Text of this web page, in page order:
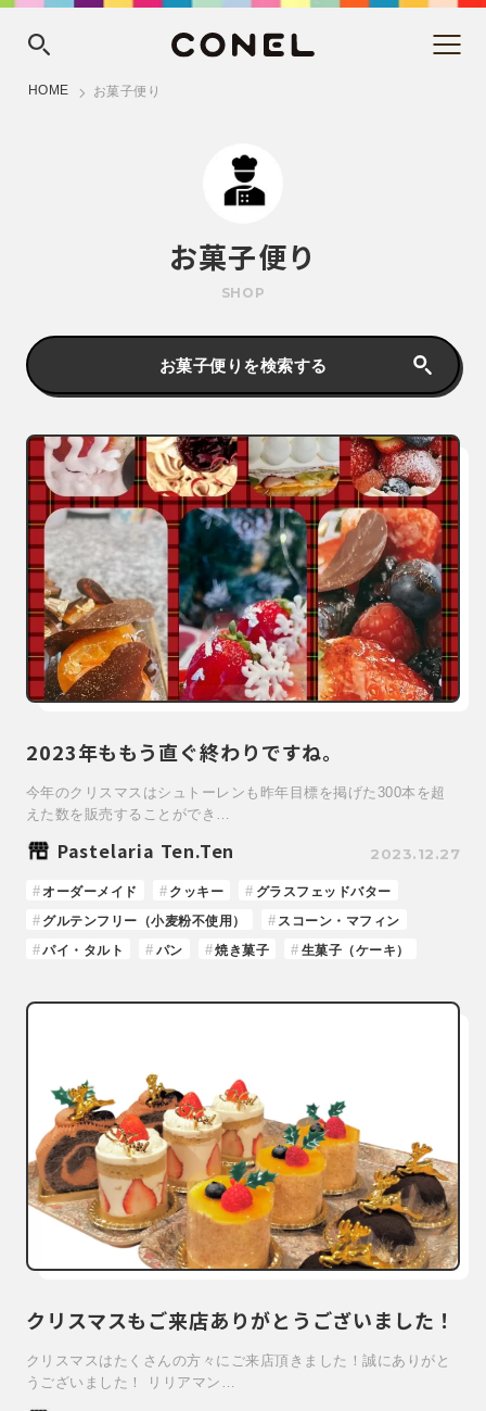
HOME お菓子便り
お菓子便り
SHOP
お菓子便りを検索する​​
2023年ももう直ぐ終わりですね。
今年のクリスマスはシュトーレンも昨年目標を掲げた300本を超
えた数を販売することができ…
Pastelaria Ten.Ten 2023.12.27
オーダーメイド クッキー
グラスフェッドバター
グルテンフリー（小麦粉不使用）
スコーン・マフィン
パイ・タルト
パン 焼き菓子 生菓子（ケーキ）
クリスマスもご来店ありがとうございました！
クリスマスはたくさんの方々にご来店頂きました！誠にありがと
うございました！ リリアマン…